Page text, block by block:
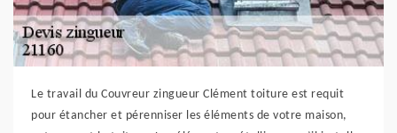
Le travail du Couvreur zingueur Clément toiture est requit
pour étancher et pérenniser les éléments de votre maison,